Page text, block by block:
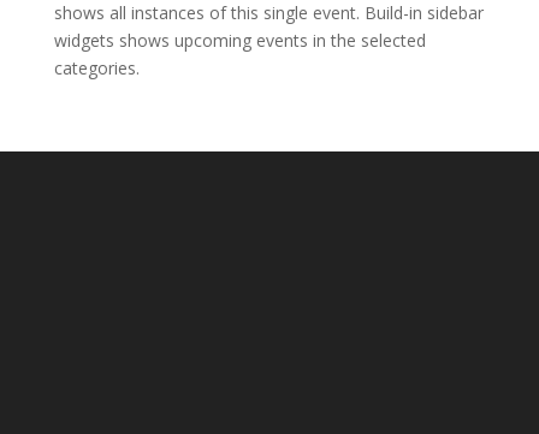
shows all instances of this single event. Build-in sidebar
widgets shows upcoming events in the selected
categories.